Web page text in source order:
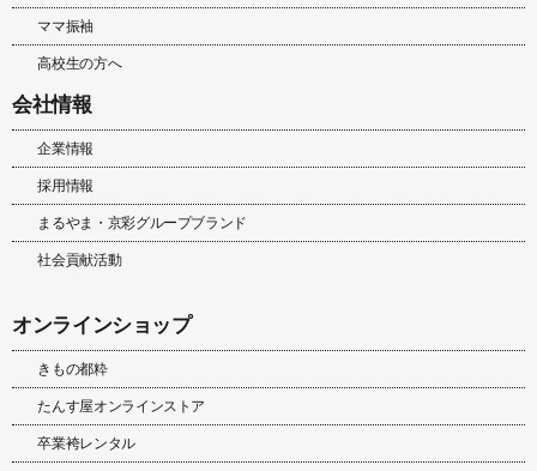
ママ振袖
高校生の方へ
会社情報
企業情報
採用情報
まるやま・京彩グループブランド
社会貢献活動
オンラインショップ
きもの都粋
たんす屋オンラインストア
卒業袴レンタル